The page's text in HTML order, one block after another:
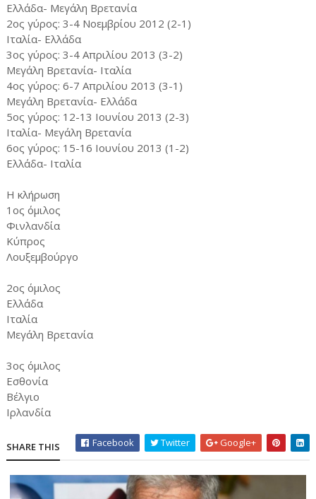
Ελλάδα- Μεγάλη Βρετανία
2ος γύρος: 3-4 Νοεμβρίου 2012 (2-1)
Ιταλία- Ελλάδα
3ος γύρος: 3-4 Απριλίου 2013 (3-2)
Μεγάλη Βρετανία- Ιταλία
4ος γύρος: 6-7 Απριλίου 2013 (3-1)
Μεγάλη Βρετανία- Ελλάδα
5ος γύρος: 12-13 Ιουνίου 2013 (2-3)
Ιταλία- Μεγάλη Βρετανία
6ος γύρος: 15-16 Ιουνίου 2013 (1-2)
Ελλάδα- Ιταλία
Η κλήρωση
1ος όμιλος
Φινλανδία
Κύπρος
Λουξεμβούργο
2ος όμιλος
Ελλάδα
Ιταλία
Μεγάλη Βρετανία
3ος όμιλος
Εσθονία
Βέλγιο
Ιρλανδία
SHARE THIS Facebook Twitter Google+